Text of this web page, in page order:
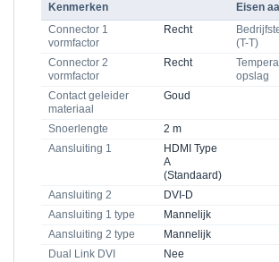
Kenmerken
Eisen
Connector 1
vormfactor
Recht
(T-T)
Connector 2
vormfactor
Recht
opslag
Contact geleider
materiaal
Goud
Snoerlengte
2 m
Aansluiting 1
HDMI Type
A
(Standaard)
Aansluiting 2
DVI-D
Aansluiting 1 type
Mannelijk
Aansluiting 2 type
Mannelijk
Dual Link DVI
Nee